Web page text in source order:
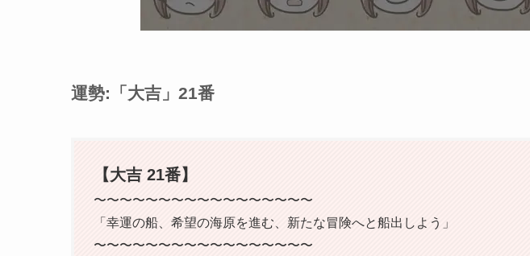
運勢:「大吉」21番
【大吉 21番】
〜〜〜〜〜〜〜〜〜〜〜〜〜〜〜〜〜
「幸運の船、希望の海原を進む、新たな冒険へと船出しよう」
〜〜〜〜〜〜〜〜〜〜〜〜〜〜〜〜〜